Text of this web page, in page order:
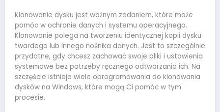
Klonowanie dysku jest ważnym zadaniem, które może
pomóc w ochronie danych i systemu operacyjnego.
Klonowanie polega na tworzeniu identycznej kopii dysku
twardego lub innego nośnika danych. Jest to szczególnie
przydatne, gdy chcesz zachować swoje pliki i ustawienia
systemowe bez potrzeby ręcznego odtwarzania ich. Na
szczęście istnieje wiele oprogramowania do klonowania
dysków na Windows, które mogą Ci pomóc w tym
procesie.